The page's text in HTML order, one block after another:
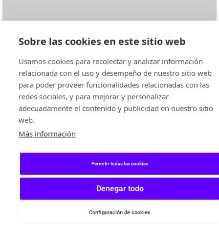
Sobre las cookies en este sitio web
Usamos cookies para recolectar y analizar información
relacionada con el uso y desempeño de nuestro sitio web
para poder proveer funcionalidades relacionadas con las
redes sociales, y para mejorar y personalizar
adecuadamente el contenido y publicidad en nuestro sitio
web.
Más información
Permitir todas las cookies
Denegar todo
Configuración de cookies